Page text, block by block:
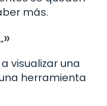
más.
visualizar una
herramienta